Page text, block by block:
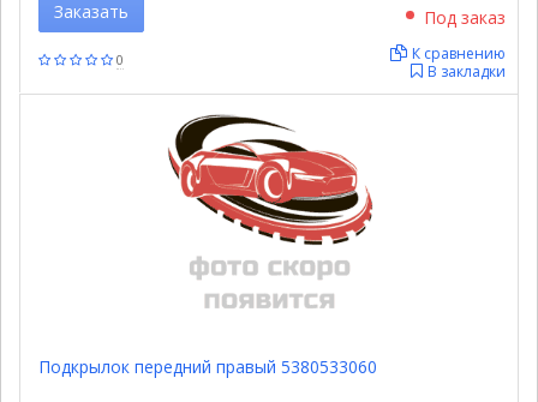
0
Под заказ
В закладки
К сравнению
Заказать
Подкрылок передний правый 5380533060